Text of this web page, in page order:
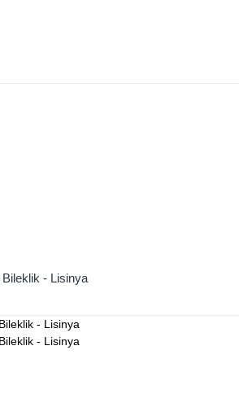
Bileklik - Lisinya